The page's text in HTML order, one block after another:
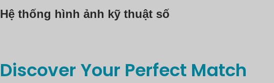
Hệ thống hình ảnh kỹ thuật số
Discover Your Perfect Match